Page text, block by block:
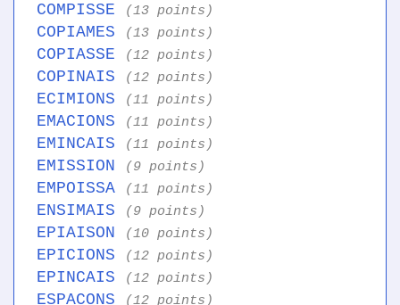
COMPISSE (13 points)
COPIAMES (13 points)
COPIASSE (12 points)
COPINAIS (12 points)
ECIMIONS (11 points)
EMACIONS (11 points)
EMINCAIS (11 points)
EMISSION (9 points)
EMPOISSA (11 points)
ENSIMAIS (9 points)
EPIAISON (10 points)
EPICIONS (12 points)
EPINCAIS (12 points)
ESPACONS (12 points)